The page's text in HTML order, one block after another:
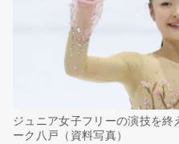
ジュニア女子フリーの演技を
ーク八戸（資料写真）